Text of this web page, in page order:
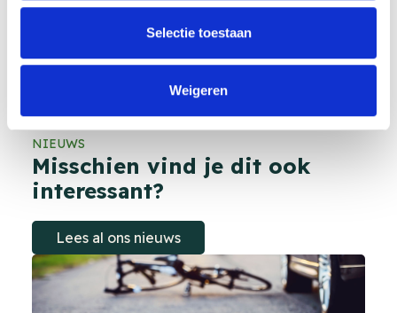
Selectie toestaan
Weigeren
of Malden. Liever even bellen? Dat kan natuurlijk ook.
Laat je gegevens achter, dan nemen we zo snel
adviesgesprek.
NIEUWS
Misschien vind je dit ook
interessant?
Lees al ons nieuws